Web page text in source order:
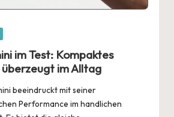
im Test: Kompaktes
im Alltag
beeindruckt mit seiner
Performance im handlichen